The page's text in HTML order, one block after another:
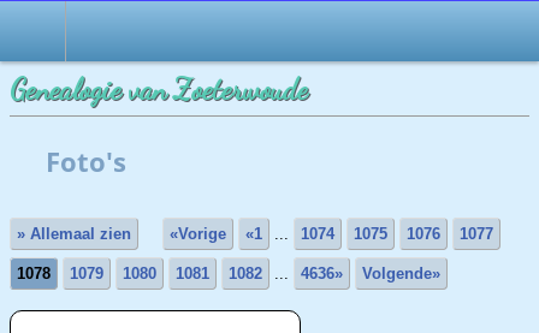
Genealogie van Zoeterwoude
Foto's
» Allemaal zien «Vorige «1 ... 1074 1075 1076 1077
1078 1079 1080 1081 1082 ... 4636» Volgende»